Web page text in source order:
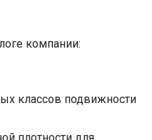
компании:
классов подвижности